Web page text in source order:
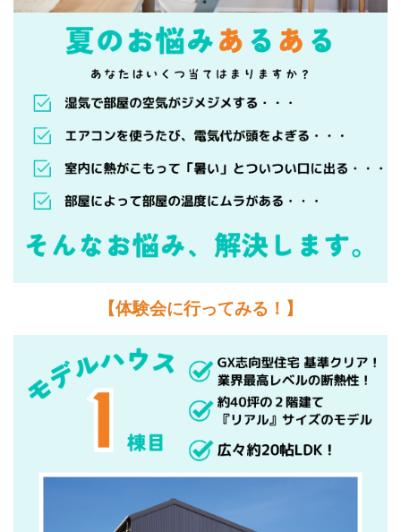
【体験会に行ってみる！】